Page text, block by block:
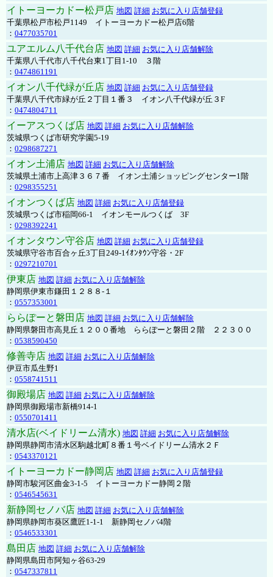
イトーヨーカドー松戸店 地図 詳細 お気に入り店舗登録
千葉県松戸市松戸1149 イトーヨーカドー松戸店6階
： 0477035701
ユアエルム八千代台店 地図 詳細 お気に入り店舗解除
千葉県八千代市八千代台東1丁目1-10 ３階
： 0474861191
イオン八千代緑が丘店 地図 詳細 お気に入り店舗登録
千葉県八千代市緑が丘２丁目１番３ イオン八千代緑が丘３F
： 0474804711
イーアスつくば店 地図 詳細 お気に入り店舗解除
茨城県つくば市研究学園5-19
： 0298687271
イオン土浦店 地図 詳細 お気に入り店舗解除
茨城県土浦市上高津３６７番 イオン土浦ショッピングセンター1階
： 0298355251
イオンつくば店 地図 詳細 お気に入り店舗登録
茨城県つくば市稲岡66-1 イオンモールつくば 3F
： 0298392241
イオンタウン守谷店 地図 詳細 お気に入り店舗登録
茨城県守谷市百合ヶ丘3丁目249-1ｲｵﾝﾀｳﾝ守谷・2F
： 0297210701
伊東店 地図 詳細 お気に入り店舗解除
静岡県伊東市鎌田１２８８-１
： 0557353001
ららぽーと磐田店 地図 詳細 お気に入り店舗解除
静岡県磐田市高見丘１２００番地 ららぽーと磐田２階 ２２３００
： 0538590450
修善寺店 地図 詳細 お気に入り店舗解除
伊豆市瓜生野1
： 0558741511
御殿場店 地図 詳細 お気に入り店舗解除
静岡県御殿場市新橋914-1
： 0550701411
清水店(ベイドリーム清水) 地図 詳細 お気に入り店舗解除
静岡県静岡市清水区駒越北町８番１号ベイドリーム清水２Ｆ
： 0543370121
イトーヨーカドー静岡店 地図 詳細 お気に入り店舗登録
静岡市駿河区曲金3-1-5 イトーヨーカドー静岡２階
： 0546545631
新静岡セノバ店 地図 詳細 お気に入り店舗解除
静岡県静岡市葵区鷹匠1-1-1 新静岡セノバ4階
： 0546533301
島田店 地図 詳細 お気に入り店舗解除
静岡県島田市阿知ヶ谷63-29
： 0547337811